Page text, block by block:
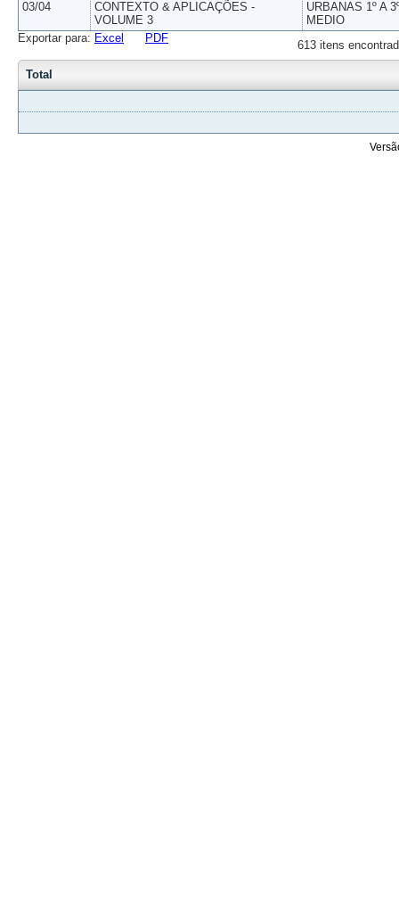
03/04
CONTEXTO & APLICAÇÕES -
VOLUME 3
URBANAS 1º A
MEDIO
613 itens
Exportar para: Excel PDF
Total